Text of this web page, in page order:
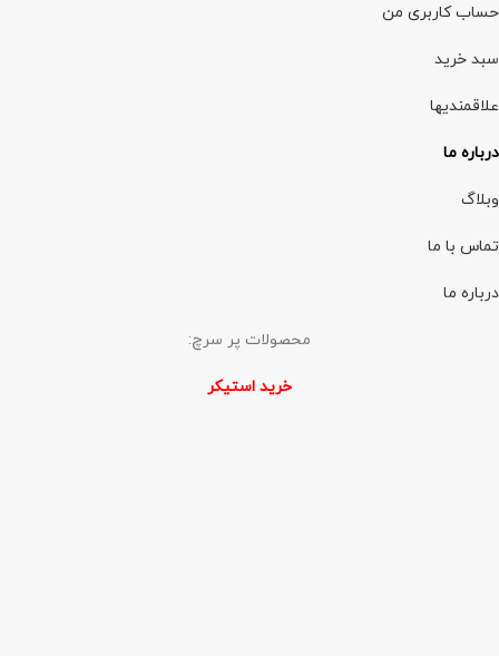
حساب کاربری من
سبد خرید
علاقمندیها
درباره ما
وبلاگ
تماس با ما
درباره ما
محصولات پر سرچ:
خرید استیکر